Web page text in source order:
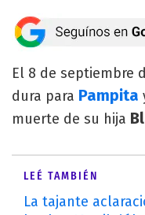
El 8 de septiembre
dura para Pampita
muerte de su hija
LEÉ TAMBIÉN
La tajante